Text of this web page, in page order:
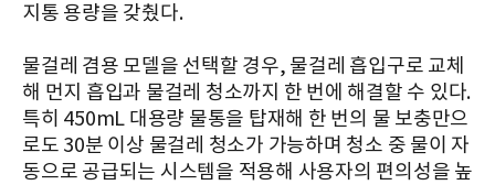
지통 용량을 갖췄다.
물걸레 겸용 모델을 선택할 경우, 물걸레 흡입구로 교체
해 먼지 흡입과 물걸레 청소까지 한 번에 해결할 수 있다.
특히 450mL 대용량 물통을 탑재해 한 번의 물 보충만으
로도 30분 이상 물걸레 청소가 가능하며 청소 중 물이 자
동으로 공급되는 시스템을 적용해 사용자의 편의성을 높